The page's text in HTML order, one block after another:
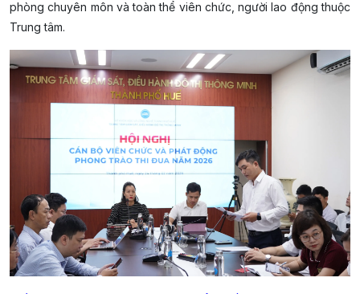
phòng chuyên môn và toàn thể viên chức, người lao động thuộc
Trung tâm.